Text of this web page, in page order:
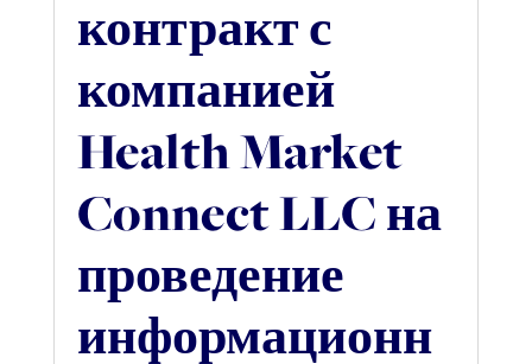
контракт с
компанией
Health Market
Connect LLC на
проведение
информационн